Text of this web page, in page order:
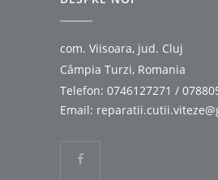
com. Viisoara, jud. Cluj
Câmpia Turzi, Romania
Telefon: 0746127271 /
Email: